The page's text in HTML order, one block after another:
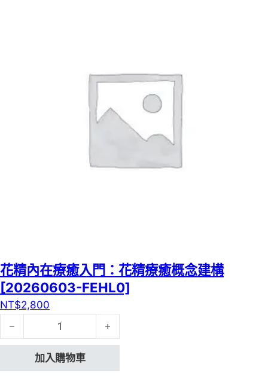
花精內在療癒入門：花精療癒概念建構
[20260603-FEHL0]
NT$2,800
花精內在療癒入門：花精療癒概念建構[20260603-
加入購物車